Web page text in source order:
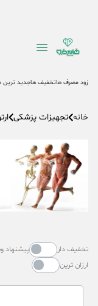
زود مصرف هاتخفیف هاجدید ترین
خانه تجهیزات پزشکی
تخفیف دار پیشنهاد
ارزان ترین